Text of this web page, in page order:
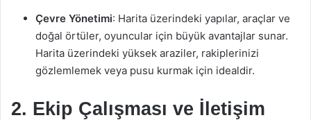
Çevre Yönetimi: Harita üzerindeki yapılar, araçlar ve
doğal örtüler, oyuncular için büyük avantajlar sunar.
Harita üzerindeki yüksek araziler, rakiplerinizi
gözlemlemek veya pusu kurmak için idealdir.
2. Ekip Çalışması ve İletişim